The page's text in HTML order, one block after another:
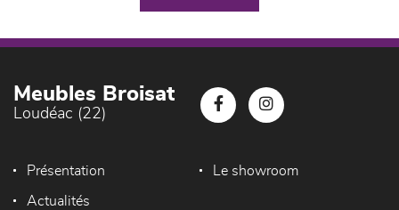
Meubles Broisat
Loudéac (22)
Présentation Le showroom
Actualités